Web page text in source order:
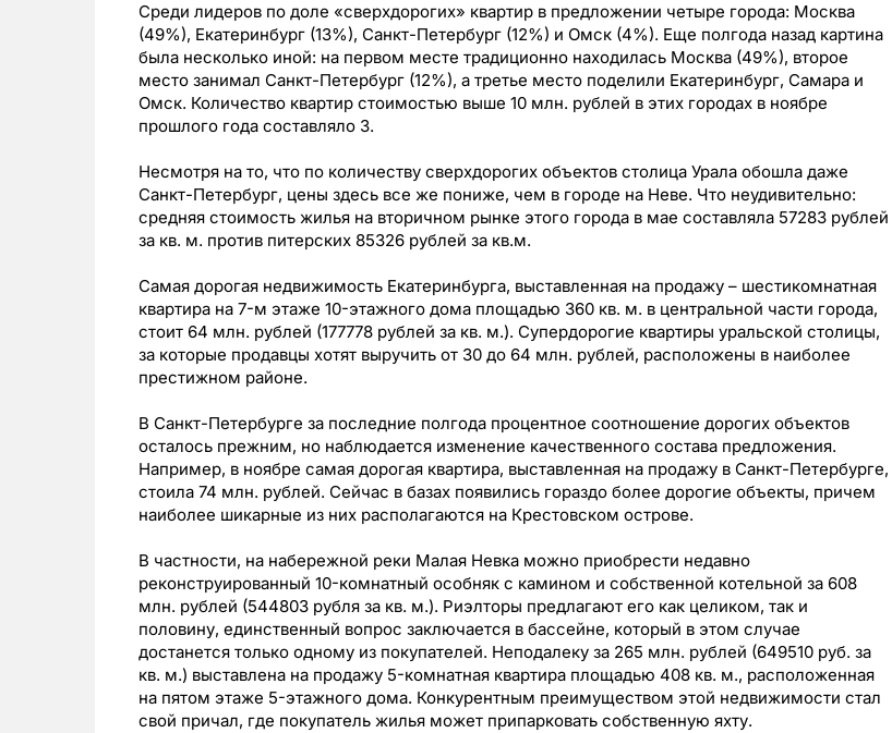
Среди лидеров по доле «сверхдорогих» квартир в предложении четыре города: Москва
(49%), Екатеринбург (13%), Санкт-Петербург (12%) и Омск (4%). Еще полгода назад картина
была несколько иной: на первом месте традиционно находилась Москва (49%), второе
место занимал Санкт-Петербург (12%), а третье место поделили Екатеринбург, Самара и
Омск. Количество квартир стоимостью выше 10 млн. рублей в этих городах в ноябре
прошлого года составляло 3.
Несмотря на то, что по количеству сверхдорогих объектов столица Урала обошла даже
Санкт-Петербург, цены здесь все же пониже, чем в городе на Неве. Что неудивительно:
средняя стоимость жилья на вторичном рынке этого города в мае составляла 57283 рублей
за кв. м. против питерских 85326 рублей за кв.м.
Самая дорогая недвижимость Екатеринбурга, выставленная на продажу – шестикомнатная
квартира на 7-м этаже 10-этажного дома площадью 360 кв. м. в центральной части города,
стоит 64 млн. рублей (177778 рублей за кв. м.). Супердорогие квартиры уральской столицы,
за которые продавцы хотят выручить от 30 до 64 млн. рублей, расположены в наиболее
престижном районе.
В Санкт-Петербурге за последние полгода процентное соотношение дорогих объектов
осталось прежним, но наблюдается изменение качественного состава предложения.
Например, в ноябре самая дорогая квартира, выставленная на продажу в Санкт-Петербурге,
стоила 74 млн. рублей. Сейчас в базах появились гораздо более дорогие объекты, причем
наиболее шикарные из них располагаются на Крестовском острове.
В частности, на набережной реки Малая Невка можно приобрести недавно
реконструированный 10-комнатный особняк с камином и собственной котельной за 608
млн. рублей (544803 рубля за кв. м.). Риэлторы предлагают его как целиком, так и
половину, единственный вопрос заключается в бассейне, который в этом случае
достанется только одному из покупателей. Неподалеку за 265 млн. рублей (649510 руб. за
кв. м.) выставлена на продажу 5-комнатная квартира площадью 408 кв. м., расположенная
на пятом этаже 5-этажного дома. Конкурентным преимуществом этой недвижимости стал
свой причал, где покупатель жилья может припарковать собственную яхту.